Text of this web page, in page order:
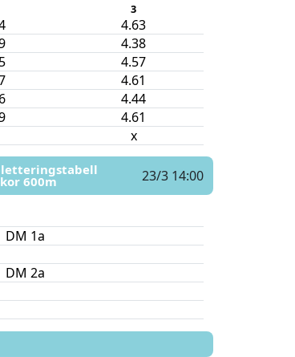
3
4.63
4.38
4.57
4.61
4.44
4.61
x
600m 23/3 14:00
DM 1a
DM 2a